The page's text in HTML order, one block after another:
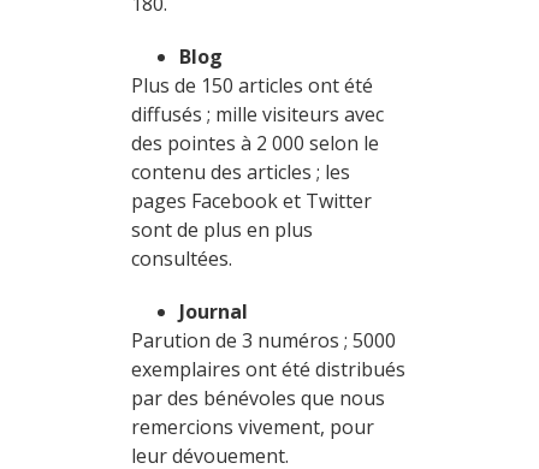
Blog
Plus de 150 articles ont été
diffusés ; mille visiteurs avec
des pointes à 2 000 selon le
contenu des articles ; les
pages Facebook et Twitter
sont de plus en plus
consultées.
Journal
Parution de 3 numéros ; 5000
exemplaires ont été distribués
par des bénévoles que nous
remercions vivement, pour
leur dévouement.